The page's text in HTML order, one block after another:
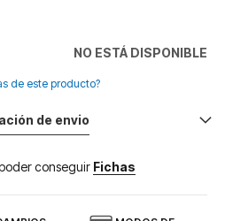
NO ESTÁ DISPONIBLE
de este producto?
de envio
conseguir Fichas